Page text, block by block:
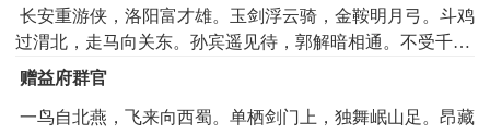
长安重游侠，洛阳富才雄。玉剑浮云骑，金鞍明月弓。斗鸡
过渭北，走马向关东。孙宾遥见待，郭解暗相通。不受千金
爵，谁论万里功。将军下天上，虏骑入云中。烽火夜似月，
卷寒风。追奔瀚海咽，战罢阴山空。归来谢天子，何如马上
赠益府群官
一鸟自北燕，飞来向西蜀。单栖剑门上，独舞岷山足。昂藏